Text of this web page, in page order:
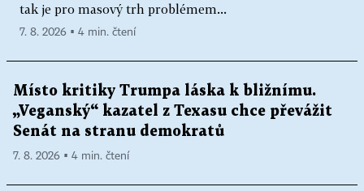
tak je pro masový trh problémem...
7. 8. 2026 ▪ 4 min. čtení
Místo kritiky Trumpa láska k bližnímu.
„Veganský“ kazatel z Texasu chce převážit
Senát na stranu demokratů
7. 8. 2026 ▪ 4 min. čtení